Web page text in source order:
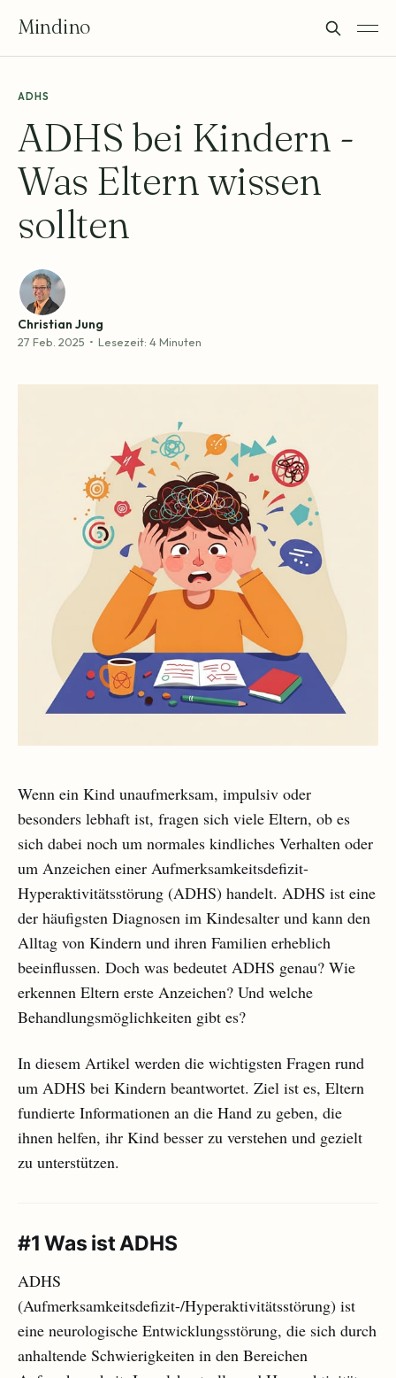
Mindino
ADHS
ADHS bei Kindern -
Was Eltern wissen
sollten
Christian Jung
27 Feb. 2025 • Lesezeit: 4 Minuten
Wenn ein Kind unaufmerksam, impulsiv oder
besonders lebhaft ist, fragen sich viele Eltern, ob es
sich dabei noch um normales kindliches Verhalten oder
um Anzeichen einer Aufmerksamkeitsdefizit-
Hyperaktivitätsstörung (ADHS) handelt. ADHS ist eine
der häufigsten Diagnosen im Kindesalter und kann den
Alltag von Kindern und ihren Familien erheblich
beeinflussen. Doch was bedeutet ADHS genau? Wie
erkennen Eltern erste Anzeichen? Und welche
Behandlungsmöglichkeiten gibt es?
In diesem Artikel werden die wichtigsten Fragen rund
um ADHS bei Kindern beantwortet. Ziel ist es, Eltern
fundierte Informationen an die Hand zu geben, die
ihnen helfen, ihr Kind besser zu verstehen und gezielt
zu unterstützen.
#1 Was ist ADHS
ADHS
(Aufmerksamkeitsdefizit-/Hyperaktivitätsstörung) ist
eine neurologische Entwicklungsstörung, die sich durch
anhaltende Schwierigkeiten in den Bereichen